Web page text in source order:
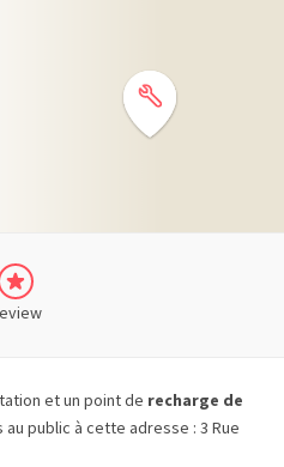
et un point de recharge de
public à cette adresse : 3 Rue